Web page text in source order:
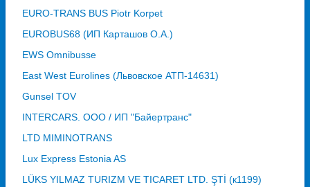
EURO-TRANS BUS Piotr Korpet
EUROBUS68 (ИП Карташов О.А.)
EWS Omnibusse
East West Eurolines (Львовское АТП-14631)
Gunsel TOV
INTERCARS. ООО / ИП "Байертранс"
LTD MIMINOTRANS
Lux Express Estonia AS
LÜKS YILMAZ TURIZM VE TICARET LTD. ŞTİ (к1199)